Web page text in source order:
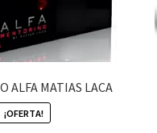
ALFA MATIAS LACA
¡OFERTA!